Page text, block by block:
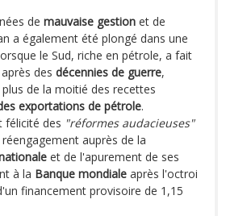
de mauvaise gestion et de
a également été plongé dans une
le Sud, riche en pétrole, a fait
après des décennies de guerre,
de la moitié des recettes
exportations de pétrole.
félicité des "réformes audacieuses"
auprès de la
et de l'apurement de ses
à la Banque mondiale après l'octroi
financement provisoire de 1,15